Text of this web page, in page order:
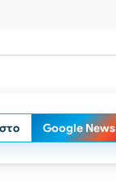
Google News